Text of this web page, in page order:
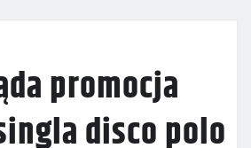
promocja
disco polo